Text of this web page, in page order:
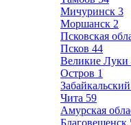
Мичуринск 3
Моршанск 2
Псковская
Псков 44
Великие Луки
Остров 1
Чита 59
Амурская
Благовещенск